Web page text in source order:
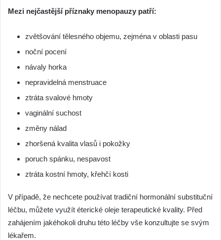
Mezi nejčastější příznaky menopauzy patří:
zvětšování tělesného objemu, zejména v oblasti pasu
noční pocení
návaly horka
nepravidelná menstruace
ztráta svalové hmoty
vaginální suchost
změny nálad
zhoršená kvalita vlasů i pokožky
poruch spánku, nespavost
ztráta kostní hmoty, křehčí kosti
V případě, že nechcete používat tradiční hormonální substituční
léčbu, můžete využít éterické oleje terapeutické kvality. Před
zahájením jakéhokoli druhu této léčby vše konzultujte se svým
lékařem.